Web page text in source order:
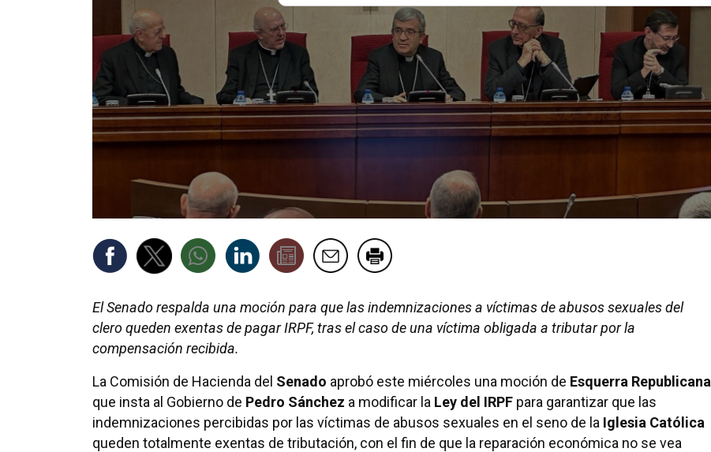
El Senado respalda una moción para que las indemnizaciones a víctimas de abusos sexuales del
clero queden exentas de pagar IRPF, tras el caso de una víctima obligada a tributar por la
compensación recibida.
La Comisión de Hacienda del Senado aprobó este miércoles una moción de Esquerra Republicana
que insta al Gobierno de Pedro Sánchez a modificar la Ley del IRPF para garantizar que las
indemnizaciones percibidas por las víctimas de abusos sexuales en el seno de la Iglesia Católica
queden totalmente exentas de tributación, con el fin de que la reparación económica no se vea